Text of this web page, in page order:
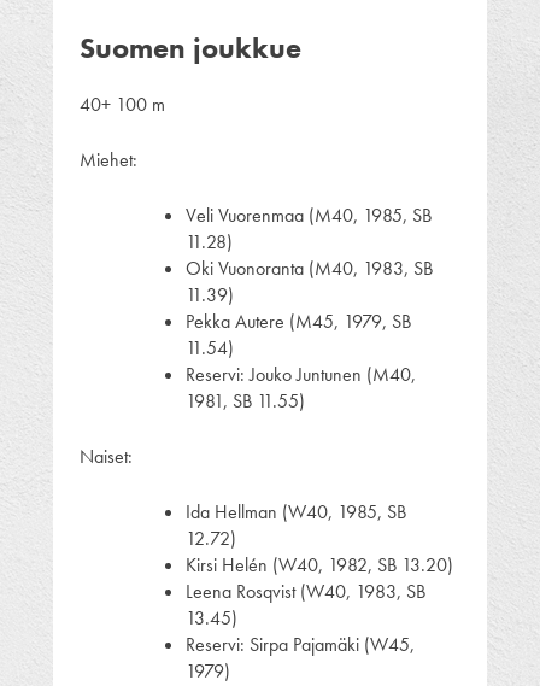
Suomen joukkue
40+ 100 m
Miehet:
Veli Vuorenmaa (M40, 1985, SB
11.28)
Oki Vuonoranta (M40, 1983, SB
11.39)
Pekka Autere (M45, 1979, SB
11.54)
Reservi: Jouko Juntunen (M40,
1981, SB 11.55)
Naiset:
Ida Hellman (W40, 1985, SB
12.72)
Kirsi Helén (W40, 1982, SB 13.20)
Leena Rosqvist (W40, 1983, SB
13.45)
Reservi: Sirpa Pajamäki (W45,
1979)